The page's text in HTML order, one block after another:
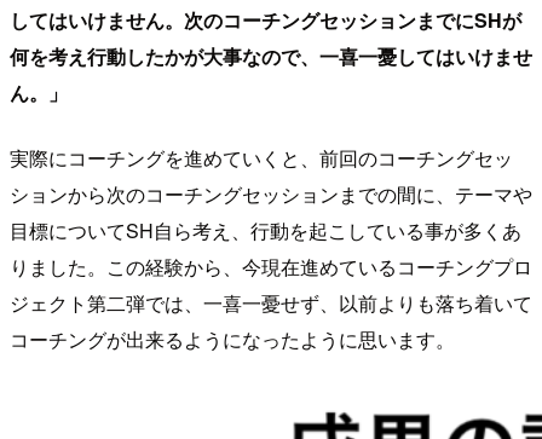
してはいけません。次のコーチングセッションまでにSHが
何を考え行動したかが大事なので、一喜一憂してはいけませ
ん。」
実際にコーチングを進めていくと、前回のコーチングセッ
ションから次のコーチングセッションまでの間に、テーマや
目標についてSH自ら考え、行動を起こしている事が多くあ
りました。この経験から、今現在進めているコーチングプロ
ジェクト第二弾では、一喜一憂せず、以前よりも落ち着いて
コーチングが出来るようになったように思います。